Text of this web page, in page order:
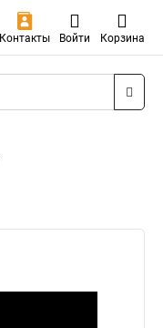
Контакты Войти Корзина